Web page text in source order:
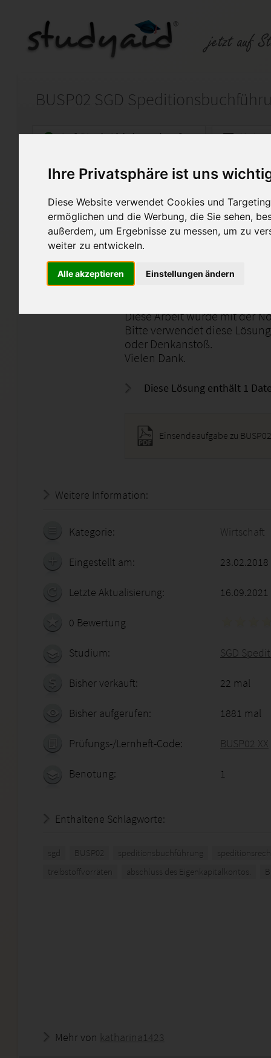
Ihre Privatsphäre ist uns
Diese Website verwendet Cookies und
ermöglichen und die Werbung, die Sie sehen,
außerdem, um Ergebnisse zu messen, um zu
weiter zu entwickeln.
Alle akzeptieren Einstellungen ändern
BUSP02 SGD
Auf StudyAid.de verkaufen
Startseite Wirtschaft
BUSP02
Musterlösung der
Speditionsbuchführung
Besonderheiten
Ich biete hier meine
Diese Arbeit wurde mit der
Bitte verwendet diese
oder Denkanstoß.
Vielen Dank.
Diese Lösung enthält 1
Einsendeaufgabe zu
Weitere Information:
Kategorie: Wirtschaft
Eingestellt am:
Letzte Aktualisierung: 16.09.2021
0 Bewertung
Studium: SGD
Bisher verkauft: 22 mal
Bisher aufgerufen: 1881 mal
Prüfungs-/Lernheft-Code: BUSP02 XX
Benotung: 1
Enthaltene Schlagworte:
sgd BUSP02 speditionsbuchführung
treibstoffvorräten
abschluss des Eigenkapitalkontos.
Mehr von katharina1423